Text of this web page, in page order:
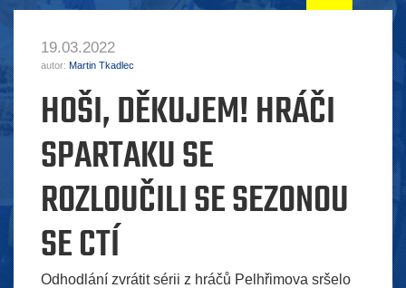
19.03.2022
autor: Martin Tkadlec
HOŠI, DĚKUJEM! HRÁČI
SPARTAKU SE
ROZLOUČILI SE SEZONOU
SE CTÍ
Odhodlání zvrátit sérii z hráčů Pelhřimova sršelo